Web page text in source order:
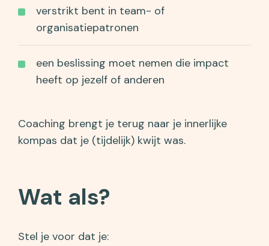
verstrikt bent in team- of
organisatiepatronen
een beslissing moet nemen die impact
heeft op jezelf of anderen
Coaching brengt je terug naar je innerlijke
kompas dat je (tijdelijk) kwijt was.
Wat als?
Stel je voor dat je: